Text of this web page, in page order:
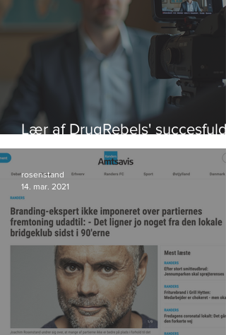
Lær af DrugRebels'
videoeksempler
rosenstand
14. mar. 2021